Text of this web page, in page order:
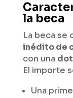
la beca
La beca se
inédito de
con una
El importe
Una